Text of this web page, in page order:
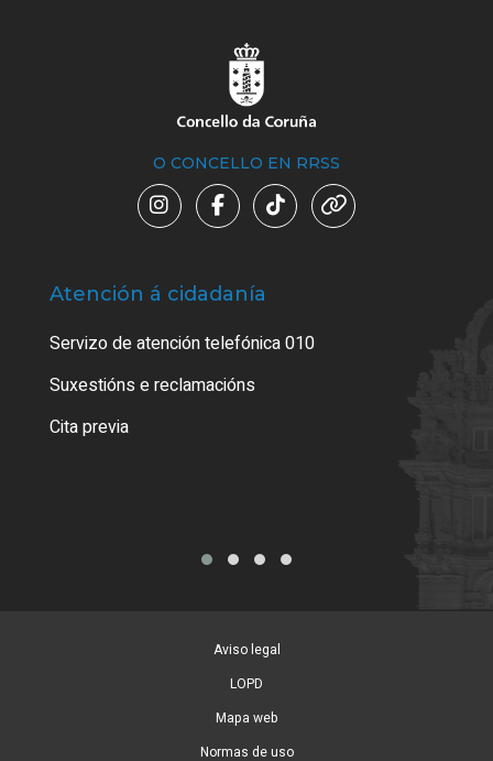
O CONCELLO EN RRSS
Atención á cidadanía
Servizo de atención telefónica 010
Suxestións e reclamacións
Cita previa
Aviso legal
LOPD
Mapa web
Normas de uso